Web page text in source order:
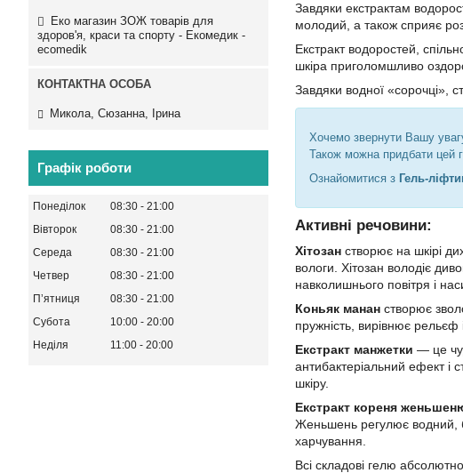
Завдяки екстрактам
молодий, а також сприяє
Екстракт водоростей,
шкіра приголомшливо
Завдяки водної «сорочці»,
Хочемо звернути Вашу
Також можна придбати цей
Ознайомитися з Гель-
Активні речовини:
Хітозан створює на шкірі
вологи. Хітозан володіє
навколишнього повітря і
Коньяк манан створює
пружність, вирівнює рельєф
Екстракт манжетки — це
антибактеріальний ефект і
шкіру.
Екстракт кореня
Женьшень регулює водний,
харчування.
Всі складові гелю
Еко магазин ЗОЖ товарів для
здоров'я, краси та спорту - Екомедик -
ecomedik
Микола, Сюзанна, Ірина
Графік роботи
Понеділок 08:30
21:00
Вівторок
08:30
21:00
Середа
08:30
21:00
Четвер
08:30
21:00
Пʼятниця
08:30
21:00
Субота
10:00
20:00
Неділя
11:00 20:00